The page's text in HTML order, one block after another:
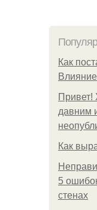
Как
Привет!
давним
Как
5
стенах